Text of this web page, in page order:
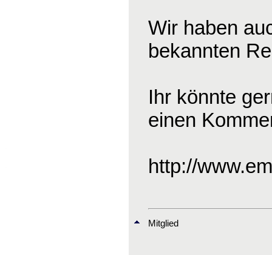
Wir haben
bekannten
Ihr könnte
einen
http://
Mitglied